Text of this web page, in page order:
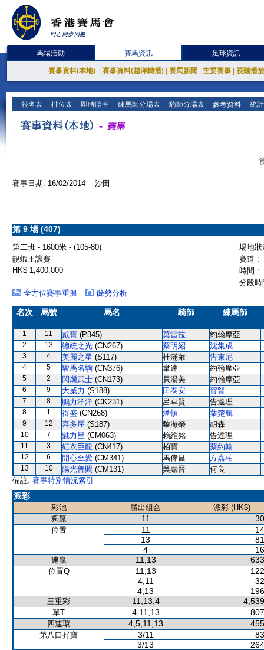
馬場活動 賽馬資訊 足球資訊
賽事資料(本地) 賽事資料(越洋轉播) 賽馬新聞 主要賽事 視聽播
報名表 排位表 即時賠率 練馬師分場表 騎師分場表 參考資料 統
賽事日期: 16/02/2014 沙田
第 9 場 (407)
第二班 - 1600米 - (105-80)
場地
靚蝦王讓賽
賽道 :
HK$ 1,400,000
時間 :
分段
全方位賽事重溫
餘勢分析
名次 馬號 馬名 騎師 練馬師
1 11 貳寶 (P345) 莫雷拉 約翰摩亞
2 13 總統之光 (CN267) 蔡明紹 沈集成
3 4 美麗之星 (S117) 杜滿萊 告東尼
4 5 駿馬名駒 (CN376) 韋達 約翰摩亞
5 2 閃爍武士 (CN173) 貝湯美 約翰摩亞
6 9 大威力 (S188) 田泰安 賀賢
7 8 鵬力洋洋 (CK231) 呂卓賢 告達理
8 1 得盛 (CN268) 潘頓 葉楚航
9 12 喜多屋 (S187) 黎海榮 胡森
10 7 魅力星 (CM063) 賴維銘 告達理
11 3 紅衣巨龍 (CN417) 柏寶 蔡約翰
12 6 開心至愛 (CM341) 馬偉昌 方嘉柏
13 10 陽光普照 (CM131) 吳嘉晉
何良
備註: 賽事特別情況索引
派彩
彩池 勝出組合
派彩 (HK$)
獨贏
11
位置 11
13
4
連贏 11,13
位置Q 11,13
4,11
4,13
三重彩 11,13,4
單T 4,11,13
四連環 4,5,11,13
第八口孖寶 3/11
3/13